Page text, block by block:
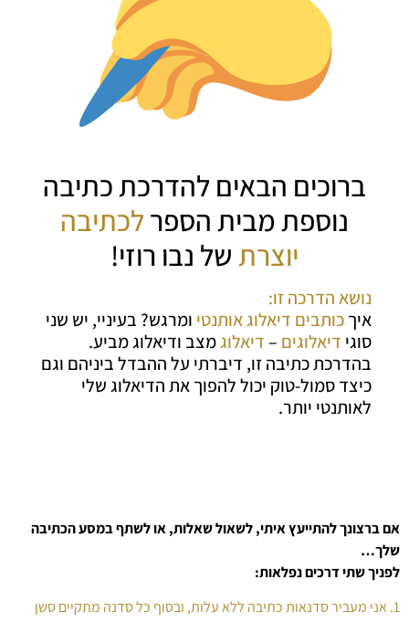
ברוכים הבאים להדרכת כתיבה
נוספת מבית הספרלכתיבה
יוצרתשל נבו רוזי!
נושא הדרכה זו:
איךכותבים דיאלוג אותנטי ומרגש? בעיניי, יש שני
סוגי דיאלוגים –דיאלוגמצב ודיאלוג מביע.
בהדרכת כתיבה זו, דיברתי על ההבדל ביניהם וגם
כיצד סמול-טוק יכול להפוך את הדיאלוג שלי
לאותנטי יותר.
אם ברצונך להתייעץ איתי, לשאול שאלות, או לשתף במסע הכתיבה
שלך…
לפניך שתי דרכים נפלאות:
1. אני מעביר סדנאות כתיבה ללא עלות, ובסוף כל סדנה מתקיים סשן